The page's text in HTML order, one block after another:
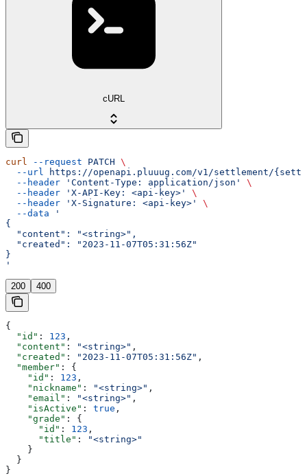
cURL
curl --request PATCH \
  --url
https://openapi.pluuug.com/v1/settlement/
  --header
'Content-Type: application/json'
\
  --header
'X-API-Key: <api-key>'
\
  --header
'X-Signature: <api-key>'
\
  --data
'
{
  "content": "<string>",
  "created": "2023-11-07T05:31:56Z"
}
'
200 400
{
  "id"
: 123 ,
  "content"
: "<string>" ,
  "created"
: "2023-11-07T05:31:56Z" ,
  "member"
: {
    "id"
: 123 ,
    "nickname"
: "<string>" ,
    "email"
: "<string>" ,
    "isActive"
: true ,
    "grade"
: {
      "id"
: 123 ,
      "title"
:
"<string>"
    }
  }
}